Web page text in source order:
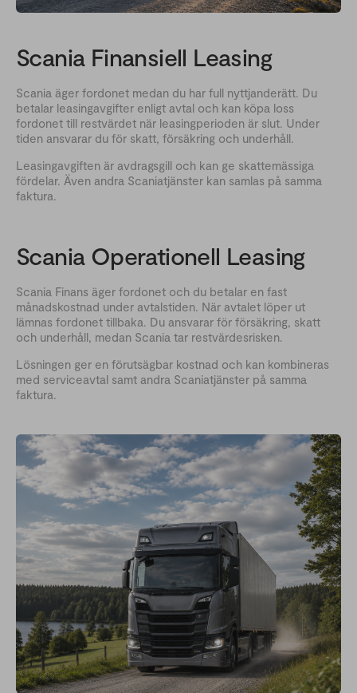
Scania Finansiell Leasing
Scania äger fordonet medan du har full nyttjanderätt. Du
betalar leasingavgifter enligt avtal och kan köpa loss
fordonet till restvärdet när leasingperioden är slut. Under
tiden ansvarar du för skatt, försäkring och underhåll.
Leasingavgiften är avdragsgill och kan ge skattemässiga
fördelar. Även andra Scaniatjänster kan samlas på samma
faktura.
Scania Operationell Leasing
Scania Finans äger fordonet och du betalar en fast
månadskostnad under avtalstiden. När avtalet löper ut
lämnas fordonet tillbaka. Du ansvarar för försäkring, skatt
och underhåll, medan Scania tar restvärdesrisken.
Lösningen ger en förutsägbar kostnad och kan kombineras
med serviceavtal samt andra Scaniatjänster på samma
faktura.